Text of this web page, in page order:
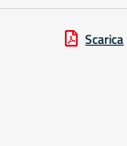
Scarica